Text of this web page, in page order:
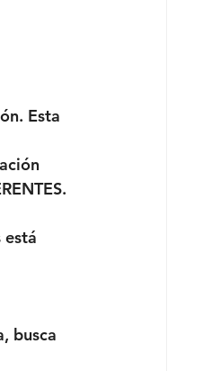
Esta
está
busca